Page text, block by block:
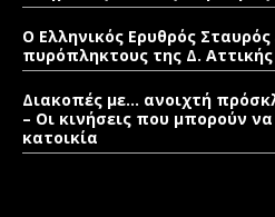
Ο Ελληνικός Ερυθρός
πυρόπληκτους της Δ.
Διακοπές με… ανοιχτή
– Οι κινήσεις που μπορούν
κατοικία